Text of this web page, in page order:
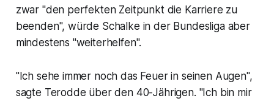
zwar "den perfekten Zeitpunkt die Karriere zu
beenden", würde Schalke in der Bundesliga aber
mindestens "weiterhelfen".
"Ich sehe immer noch das Feuer in seinen Augen",
sagte Terodde über den 40-Jährigen. "Ich bin mir